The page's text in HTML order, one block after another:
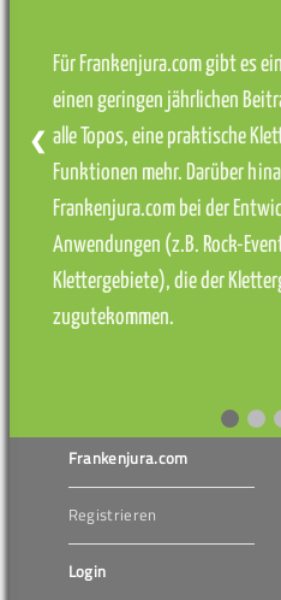
Für Frankenjura.com gibt es
einen geringen jährlichen
alle Topos, eine praktische
Funktionen mehr. Darüber
Frankenjura.com bei der
Anwendungen (z.B. Rock-
Klettergebiete), die der
zugutekommen.
❮
Frankenjura.com
Registrieren
Login